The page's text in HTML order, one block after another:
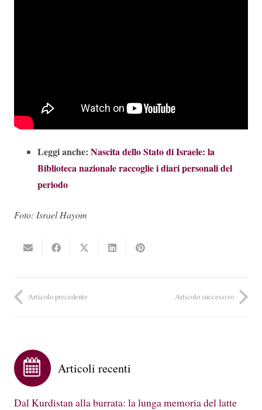
Leggi anche: Nascita dello Stato di Israele: la
Biblioteca nazionale raccoglie i diari personali del
periodo
Foto: Israel Hayom
Articolo precedente Articolo successivo
Articoli recenti
Dal Kurdistan alla burrata: la lunga memoria del latte